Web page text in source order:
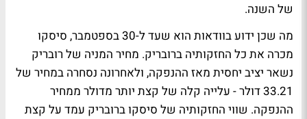
של השנה.
מה שכן ידוע בוודאות הוא שעד ל-30 בספטמבר, סיסקו
מכרה את כל החזקותיה ברובריק. מחיר המניה של רובריק
נשאר יציב יחסית מאז ההנפקה, ולאחרונה נסחרה במחיר של
33.21 דולר - עלייה קלה של קצת יותר מדולר ממחיר
ההנפקה. שווי החזקותיה של סיסקו ברובריק עמד על קצת